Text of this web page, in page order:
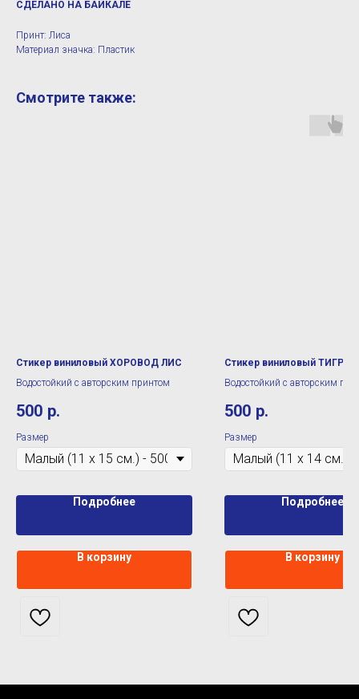
СДЕЛАНО НА БАЙКАЛЕ
Принт: Лиса
Материал значка: Пластик
Смотрите также:
Стикер виниловый ХОРОВОД ЛИС
Водостойкий с авторским принтом
500 р.
Размер
Подробнее
В корзину
Стикер виниловый ТИГР
Водостойкий с авторским
500 р.
Размер
Подробнее
В корзину